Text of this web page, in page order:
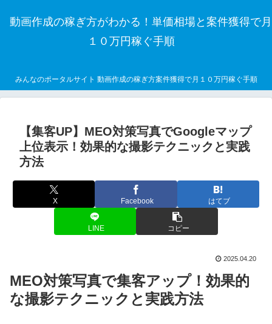
動画作成の稼ぎ方がわかる！単価相場と案件獲得で月
１０万円稼ぐ手順
みんなのポータルサイト 動画作成の稼ぎ方案件獲得で月１０万円稼ぐ手順
【集客UP】MEO対策写真でGoogleマップ
上位表示！効果的な撮影テクニックと実践
方法
X Facebook はてブ
LINE コピー
2025.04.20
MEO対策写真で集客アップ！効果的
な撮影テクニックと実践方法